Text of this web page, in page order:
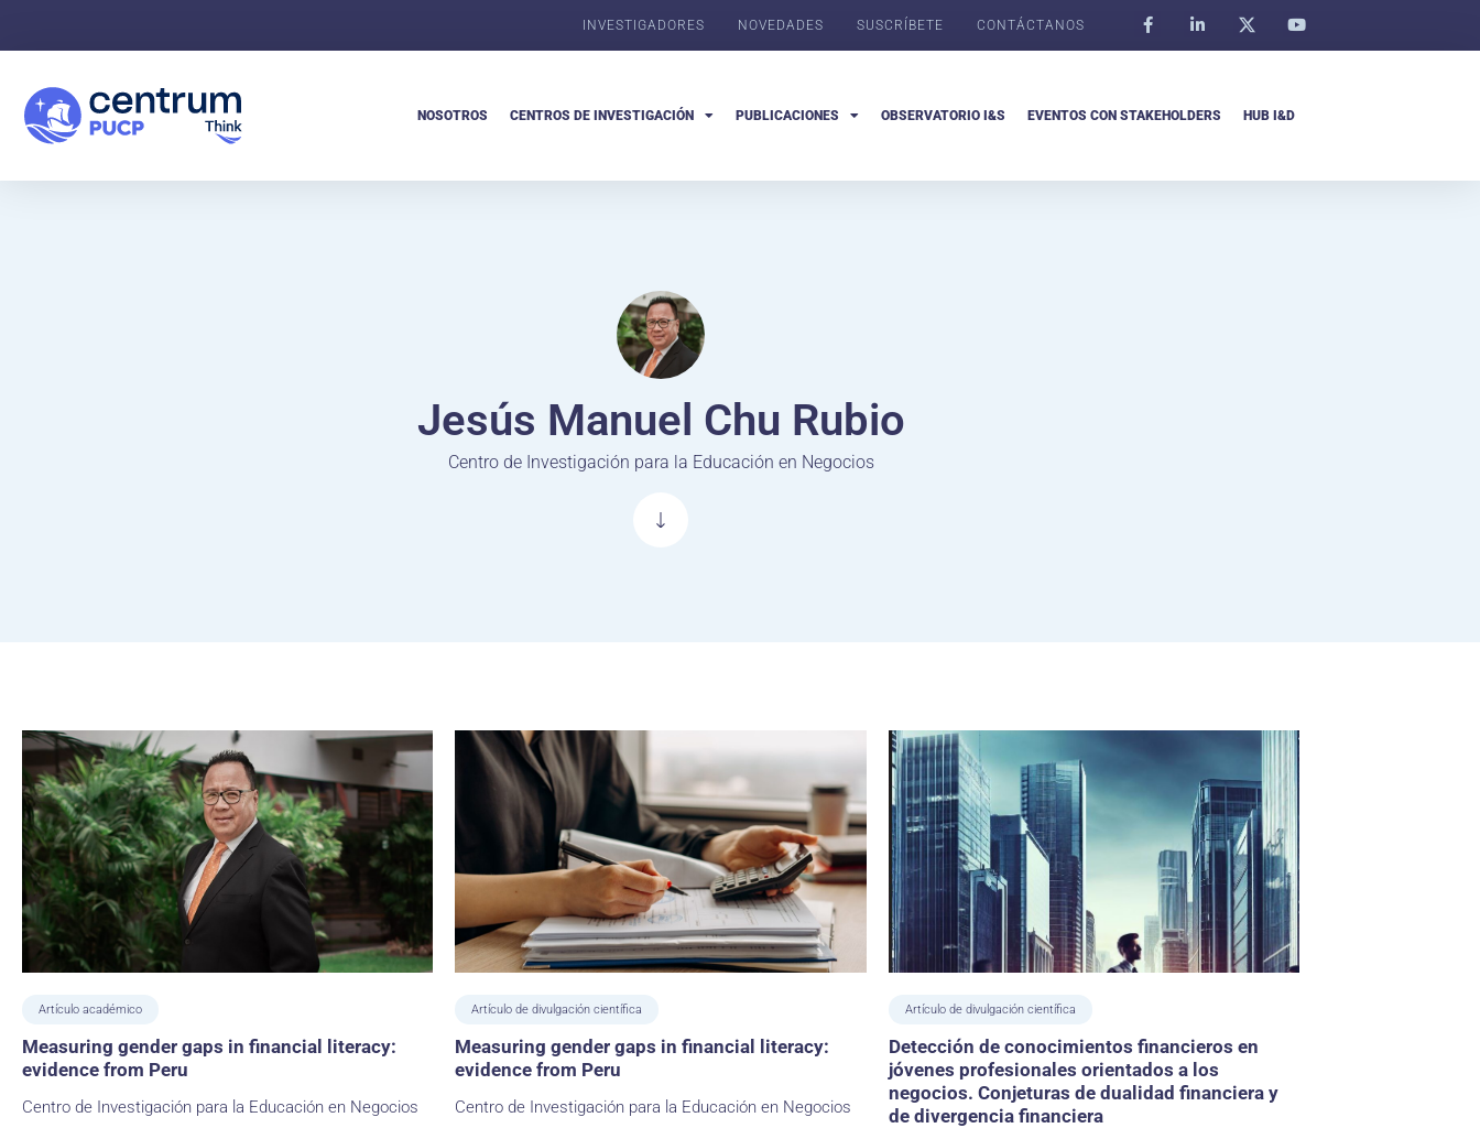
INVESTIGADORES NOVEDADES SUSCRÍBETE CONTÁCTANOS
NOSOTROS CENTROS DE INVESTIGACIÓN PUBLICACIONES OBSERVATORIO I&S EVENTOS CON STAKEHOLDERS HUB I&D
Jesús Manuel Chu Rubio
Centro de Investigación para la Educación en Negocios
Artículo académico
Measuring gender gaps in financial literacy:
evidence from Peru
Centro de Investigación para la Educación en Negocios
Artículo de divulgación científica
Measuring gender gaps in financial literacy:
evidence from Peru
Centro de Investigación para la Educación en Negocios
Artículo de divulgación científica
Detección de conocimientos financieros en
jóvenes profesionales orientados a los
negocios. Conjeturas de dualidad financiera y
de divergencia financiera